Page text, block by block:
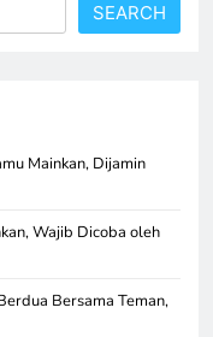
SEARCH
Mainkan, Dijamin
Wajib Dicoba oleh
Bersama Teman,